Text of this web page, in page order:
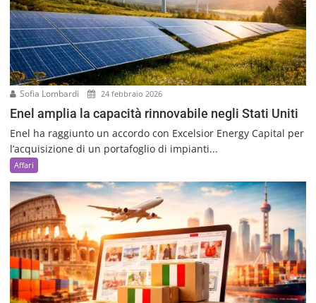
Sofia Lombardi 24 febbraio 2026
Enel amplia la capacità rinnovabile negli Stati Uniti
Enel ha raggiunto un accordo con Excelsior Energy Capital per
l’acquisizione di un portafoglio di impianti...
Affari